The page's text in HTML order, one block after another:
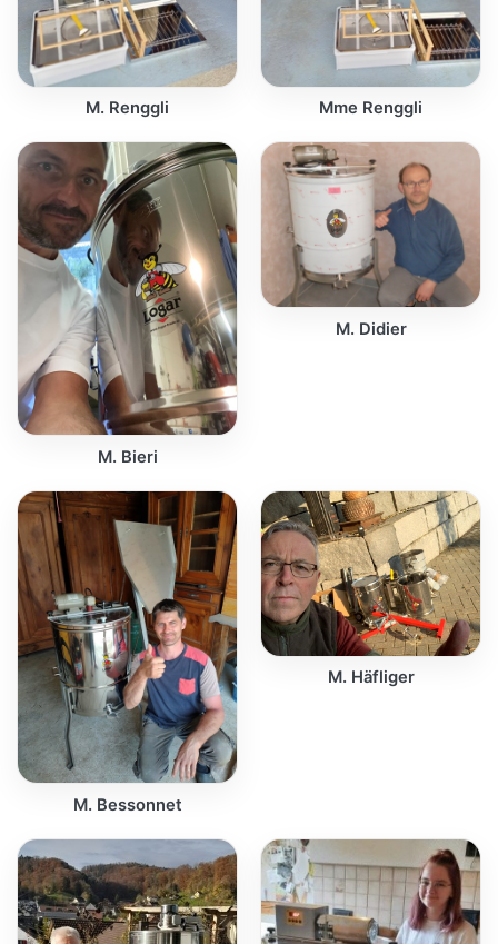
M. Renggli Mme Renggli
M. Bieri
M. Didier
M. Bessonnet
M. Häfliger